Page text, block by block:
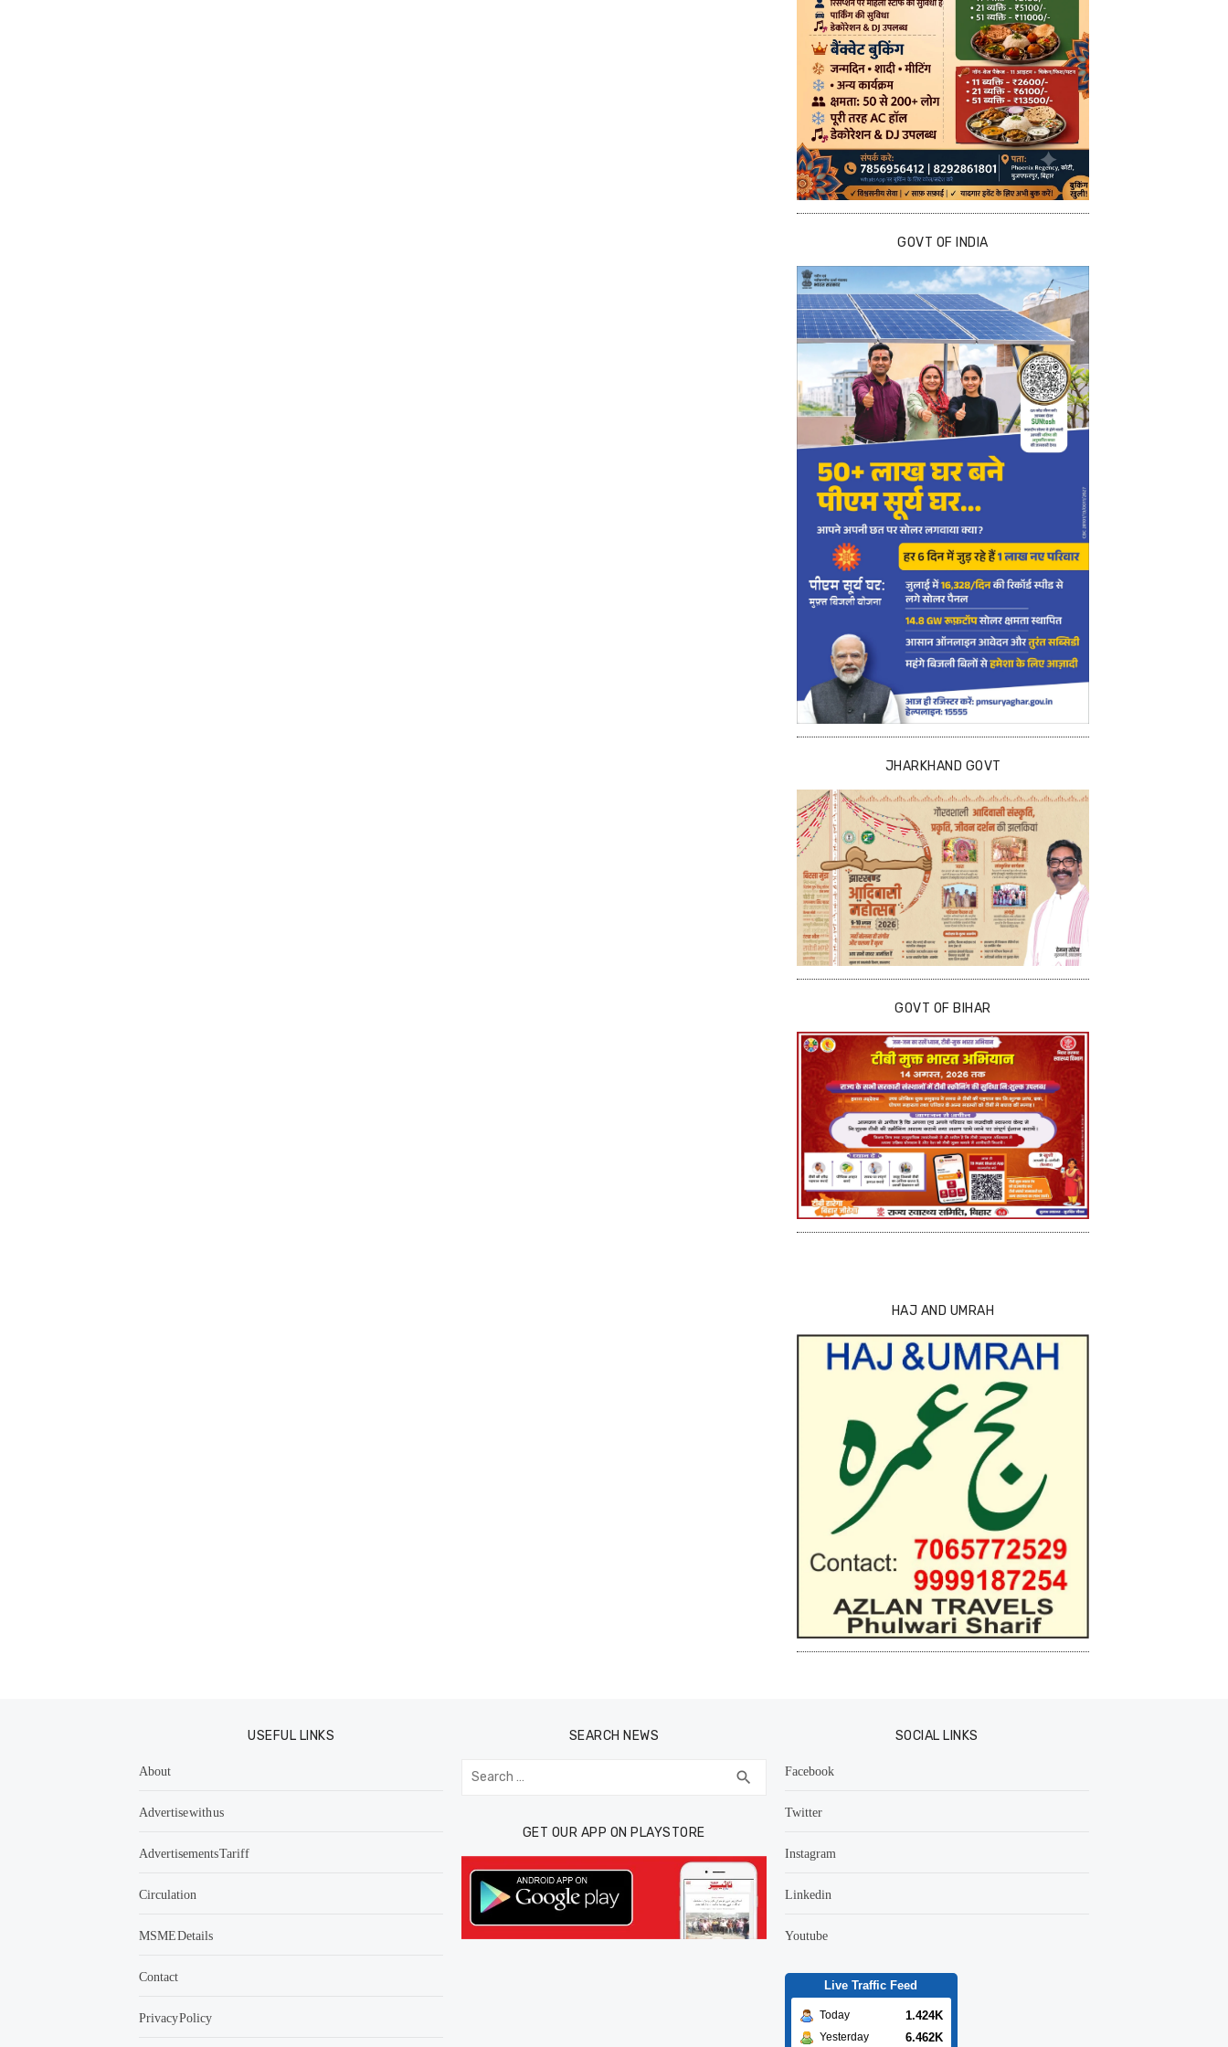
GOVT OF INDIA
JHARKHAND GOVT
GOVT OF BIHAR
HAJ AND UMRAH
USEFUL LINKS
About
Advertise with us
Advertisements Tariff
Circulation
MSME Details
Contact
Privacy Policy
SEARCH NEWS
Search
for: search SEARCH
GET OUR APP ON PLAYSTORE
SOCIAL LINKS
Facebook
Twitter
Instagram
Linkedin
Youtube
Live Traffic Feed
Today 1.424K
Yesterday 6.462K